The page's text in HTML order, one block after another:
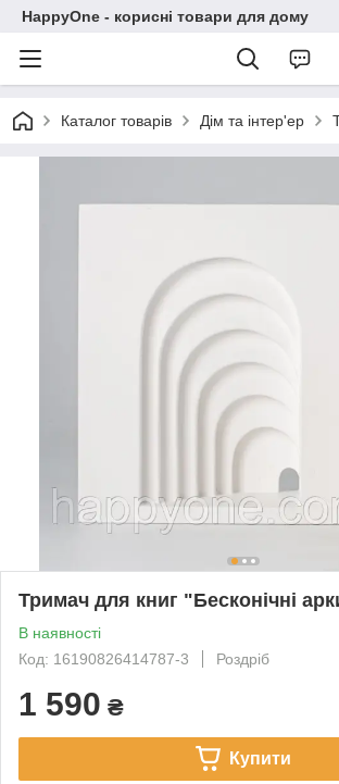
HappyOne - корисні товари для дому
Каталог товарів Дім та інтер'ер
Тримач для книг "Бесконічні
В наявності
Код: 16190826414787-3
Роздріб
1 590 ₴
Купити